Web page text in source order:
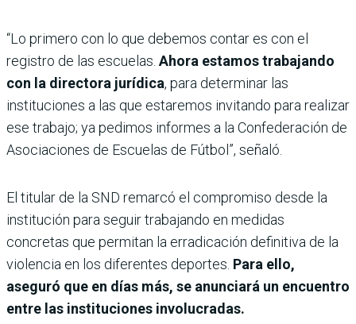
“Lo primero con lo que debemos contar es con el
registro de las escuelas. Ahora estamos trabajando
con la directora jurídica, para determinar las
instituciones a las que estaremos invitando para realizar
ese trabajo; ya pedimos informes a la Confederación de
Asociaciones de Escuelas de Fútbol”, señaló.
El titular de la SND remarcó el compromiso desde la
institución para seguir trabajando en medidas
concretas que permitan la erradicación definitiva de la
violencia en los diferentes deportes. Para ello,
aseguró que en días más, se anunciará un encuentro
entre las instituciones involucradas.